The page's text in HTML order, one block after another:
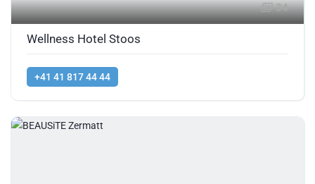
34
Wellness Hotel Stoos
+41 41 817 44 44